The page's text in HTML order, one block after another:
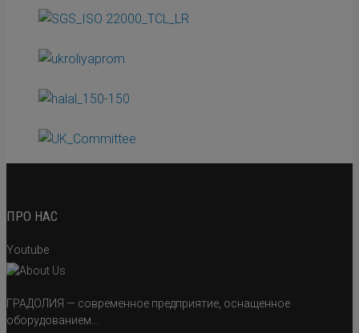
ПРО НАС
Youtube
ГРАДОЛИЯ — современное предприятие, оснащенное
оборудованием...